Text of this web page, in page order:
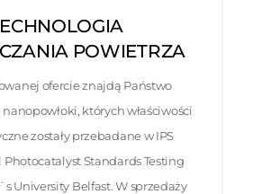
POWIETRZA
ofercie znajdą Państwo
których właściwości
zostały przebadane w IPS
Standards Testing
University Belfast. W sprzedaży